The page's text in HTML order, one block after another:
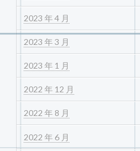
2023 年 4 月
2023 年 3 月
2023 年 1 月
2022 年 12 月
2022 年 8 月
2022 年 6 月